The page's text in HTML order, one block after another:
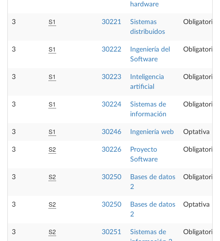
hardware
3 S1 30221
Sistemas
distribuidos
Obligatoria
3 S1 30222
Ingeniería del
Software
Obligatoria
3 S1 30223
Inteligencia
artificial
Obligatoria
3 S1 30224
Sistemas de
información
Obligatoria
3 S1 30246 Ingeniería web Optativa
3 S2 30226
Proyecto
Software
Obligatoria
3 S2 30250
Bases de datos
2
Obligatoria
3 S2 30250
Bases de datos
2
Optativa
3 S2 30251
Sistemas de
Obligatoria